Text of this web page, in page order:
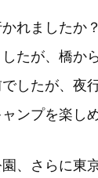
れましたか？
たが、橋か
したが、夜
ンプを楽し
、さらに東